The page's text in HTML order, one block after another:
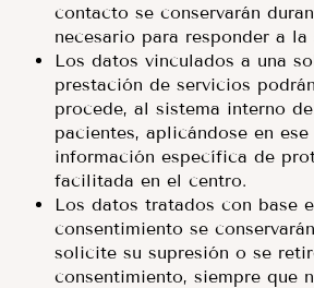
contacto se conservarán
necesario para responder a
Los datos vinculados a una
prestación de servicios
procede, al sistema interno
pacientes, aplicándose en
información específica de
facilitada en el centro.
Los datos tratados con base
consentimiento se
solicite su supresión o se
consentimiento, siempre que